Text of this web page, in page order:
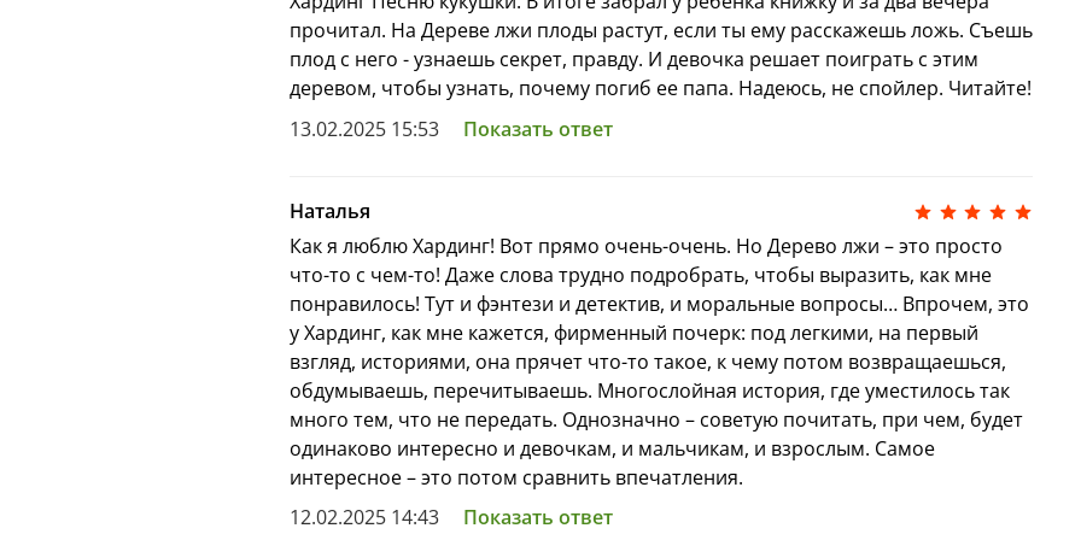
язык и необычные сюжеты произведений сделали Хардинг
классиком современной зарубежной детской литературы и
обладателем множества премий. В каждой книге Хардинг есть
мистика и фэнтези, магия и волшебство, страшные сказки и
приключения, но в основе всегда обычная жизнь и подростковая
Книги Фрэнсис Хардинг переведены более чем на 20 языков мира,
они любимы и понятны и зарубежным, и российским читателям.
Романы Хардинг занимают первые строки в мировых списках
бестселлеров, входят в английскую школьную программу старших
классов. Они ежегодные номинанты премии Guardian за детскую
фантастику, отмечены престижными наградами Costa Award,
Branford Boase Аward, входят в шорт-листы Carnegie Medal, Lodestar
Award, YA Book Prize. Для многих людей любовь к чтению начинается
именно с романов Хардинг.
Книга«Дерево лжи» — фантастический подарок для любого
любимой девушке, женщине, подруге, другу, брату, сестре, дочери,
прочитал. На Дереве лжи плоды растут, если ты ему расскажешь ложь. Съешь
плод с него - узнаешь секрет, правду. И девочка решает поиграть с этим
деревом, чтобы узнать, почему погиб ее папа. Надеюсь, не спойлер. Читайте!
13.02.2025 15:53
Показать ответ
Наталья
Как я люблю Хардинг! Вот прямо очень-очень. Но Дерево лжи – это просто
что-то с чем-то! Даже слова трудно подробрать, чтобы выразить, как мне
понравилось! Тут и фэнтези и детектив, и моральные вопросы… Впрочем, это
у Хардинг, как мне кажется, фирменный почерк: под легкими, на первый
взгляд, историями, она прячет что-то такое, к чему потом возвращаешься,
обдумываешь, перечитываешь. Многослойная история, где уместилось так
много тем, что не передать. Однозначно – советую почитать, при чем, будет
одинаково интересно и девочкам, и мальчикам, и взрослым. Самое
интересное – это потом сравнить впечатления.
12.02.2025 14:43
Показать ответ